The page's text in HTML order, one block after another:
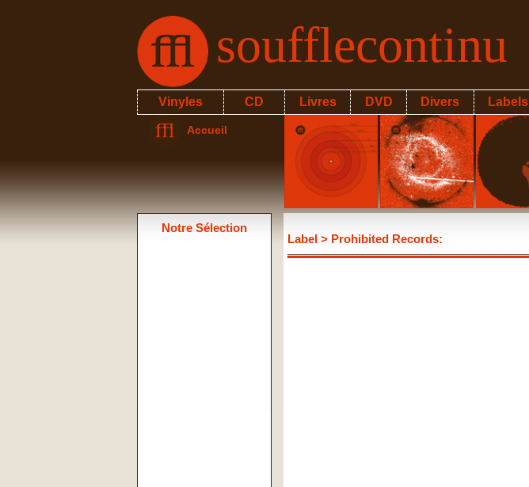
soufflecontinu
Vinyles CD Livres DVD Divers Labels
Accueil
Notre Sélection
Label > Prohibited Records: